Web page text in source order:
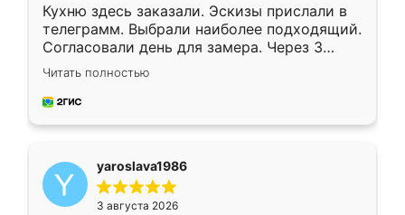
Кухню здесь заказали. Эскизы прислали в
телеграмм. Выбрали наиболее подходящий.
Согласовали день для замера. Через 3
недели кухня была уже готова. Остались
довольны работой. Спасибо Ренессанс
мебель за качественную работу!
Читать полностью
yaroslava1986
3 августа 2026